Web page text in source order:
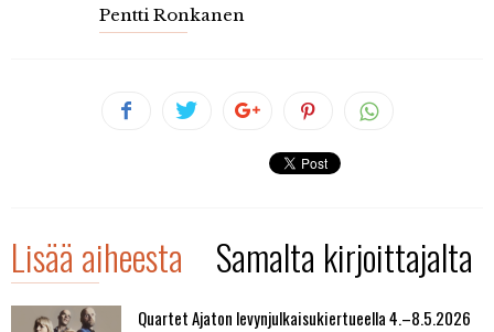
Pentti Ronkanen
Lisää aiheesta Samalta kirjoittajalta
Quartet Ajaton levynjulkaisukiertueella 4.–8.5.2026